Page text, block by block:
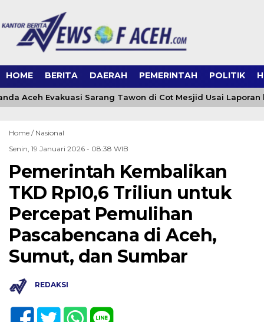
HOME BERITA DAERAH PEMERINTAH POLITIK
Aceh Evakuasi Sarang Tawon di Cot Mesjid Usai Laporan
Home / Nasional
Senin, 19 Januari 2026 - 08:38 WIB
Pemerintah Kembalikan
TKD Rp10,6 Triliun untuk
Percepat Pemulihan
Pascabencana di Aceh,
Sumut, dan Sumbar
REDAKSI